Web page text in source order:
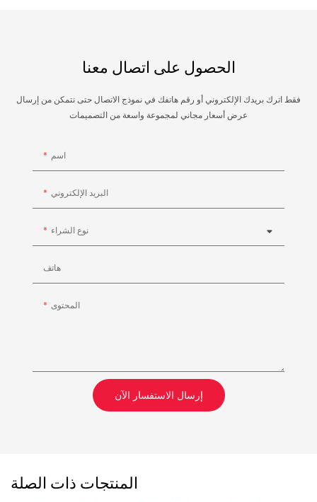
الحصول على اتصال معنا
فقط اترك بريدك الإلكتروني أو رقم هاتفك في نموذج الاتصال حتى نتمكن من إرسال
عرض أسعار مجاني لمجموعة واسعة من التصميمات
اسم
البريد الإلكتروني
نوع الشراء
هاتف
المحتوى
إرسال الاستفسار الآن
المنتجات ذات الصلة